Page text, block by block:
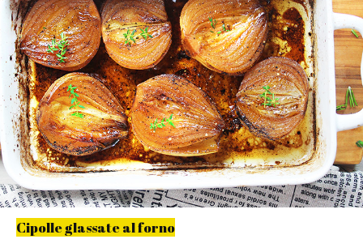
Cipolle glassate al forno